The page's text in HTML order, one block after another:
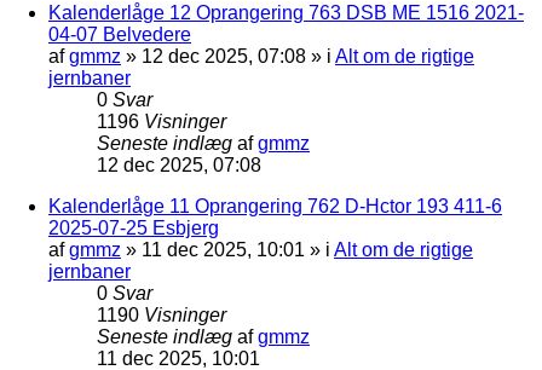
Kalenderlåge 12 Oprangering 763 DSB ME 1516 2021-
04-07 Belvedere
afgmmz » 12 dec 2025, 07:08 » i Alt om de rigtige
jernbaner
0 Svar
1196 Visninger
Seneste indlæg afgmmz
12 dec 2025, 07:08
Kalenderlåge 11 Oprangering 762 D-Hctor 193 411-6
2025-07-25 Esbjerg
afgmmz » 11 dec 2025, 10:01 » i Alt om de rigtige
jernbaner
0 Svar
1190 Visninger
Seneste indlæg afgmmz
11 dec 2025, 10:01